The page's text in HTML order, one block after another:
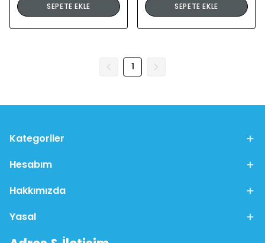
SEPETE EKLE SEPETE EKLE
1
Kategoriler
Hesabım
Hakkımızda
Yasal